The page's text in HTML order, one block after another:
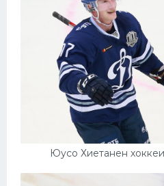
Юусо Хиетанен